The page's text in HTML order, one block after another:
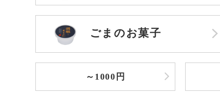
ごまのお菓子
～1000円